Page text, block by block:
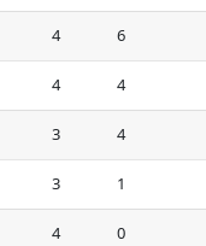
4 6
4 4
3 4
3 1
4 0